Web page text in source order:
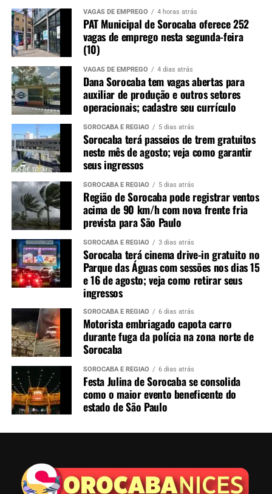
VAGAS DE EMPREGO 4 horas atrás
PAT Municipal de Sorocaba oferece 252
vagas de emprego nesta segunda-feira
(10)
VAGAS DE EMPREGO 4 dias atrás
Dana Sorocaba tem vagas abertas para
auxiliar de produção e outros setores
operacionais; cadastre seu currículo
SOROCABA E REGIÃO 5 dias atrás
Sorocaba terá passeios de trem gratuitos
neste mês de agosto; veja como garantir
seus ingressos
SOROCABA E REGIÃO 5 dias atrás
Região de Sorocaba pode registrar ventos
acima de 90 km/h com nova frente fria
prevista para São Paulo
SOROCABA E REGIÃO 3 dias atrás
Sorocaba terá cinema drive-in gratuito no
Parque das Águas com sessões nos dias 15
e 16 de agosto; veja como retirar seus
ingressos
SOROCABA E REGIÃO 6 dias atrás
Motorista embriagado capota carro
durante fuga da polícia na zona norte de
Sorocaba
SOROCABA E REGIÃO 6 dias atrás
Festa Julina de Sorocaba se consolida
como o maior evento beneficente do
estado de São Paulo